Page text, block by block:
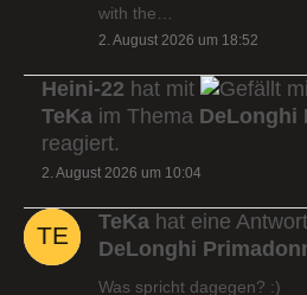
with the…
2. August 2026 um 18:52
Heini-22 hat mit
TeKa im Thema DeLonghi
reagiert.
2. August 2026 um 10:04
TeKa hat eine
DeLonghi
Was spricht dagegen? :)